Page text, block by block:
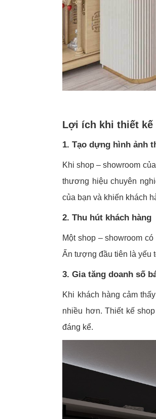
Lợi ích khi thiết kế
1. Tạo dựng hình ảnh
Khi shop – showroom
thương hiệu chuyên
của bạn và khiến khách
2. Thu hút khách hàng
Một shop – showroom
Ấn tượng đầu tiên là yếu
3. Gia tăng doanh số
Khi khách hàng cảm
nhiều hơn. Thiết kế
đáng kể.